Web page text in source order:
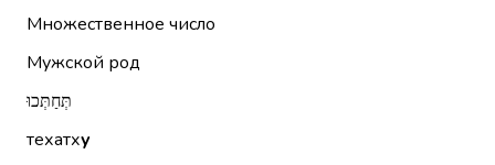
Множественное число
Мужской род
תְּחַתְּכוּ
техатху